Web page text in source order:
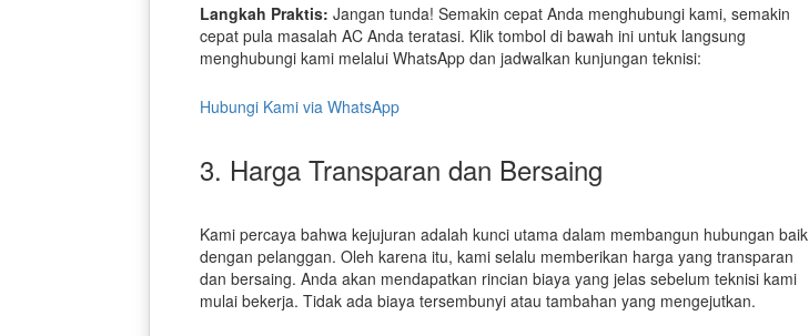
Langkah Praktis: Jangan tunda! Semakin cepat Anda menghubungi kami, semakin
cepat pula masalah AC Anda teratasi. Klik tombol di bawah ini untuk langsung
menghubungi kami melalui WhatsApp dan jadwalkan kunjungan teknisi:
Hubungi Kami via WhatsApp
3. Harga Transparan dan Bersaing
Kami percaya bahwa kejujuran adalah kunci utama dalam membangun hubungan baik
dengan pelanggan. Oleh karena itu, kami selalu memberikan harga yang transparan
dan bersaing. Anda akan mendapatkan rincian biaya yang jelas sebelum teknisi kami
mulai bekerja. Tidak ada biaya tersembunyi atau tambahan yang mengejutkan.